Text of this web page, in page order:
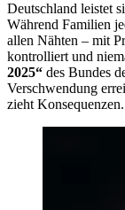
Deutschland leistet
Während Familien
allen Nähten – mit
kontrolliert und
2025“ des Bundes
Verschwendung
zieht Konsequenzen.